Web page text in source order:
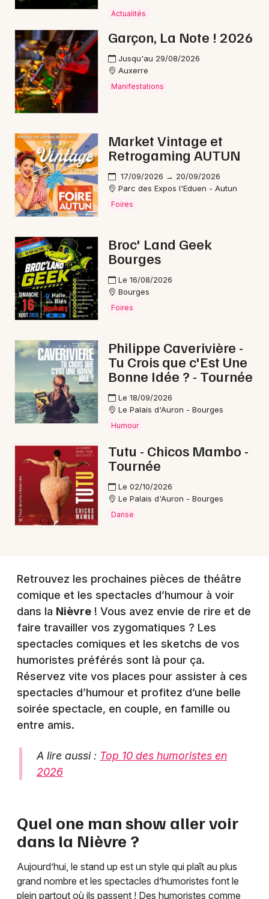
Actualités
Garçon, La Note ! 2026
Jusqu'au 29/08/2026
Auxerre
Manifestations
Market Vintage et
Retrogaming AUTUN
17/09/2026 → 20/09/2026
Parc des Expos l'Eduen - Autun
Foires
Broc' Land Geek
Bourges
Le 16/08/2026
Bourges
Foires
Philippe Caverivière -
Tu Crois que c'Est Une
Bonne Idée ? - Tournée
Le 18/09/2026
Le Palais d'Auron - Bourges
Humour
Tutu - Chicos Mambo -
Tournée
Le 02/10/2026
Le Palais d'Auron - Bourges
Danse
Retrouvez les prochaines pièces de théâtre
comique et les spectacles d’humour à voir
dans la Nièvre ! Vous avez envie de rire et de
faire travailler vos zygomatiques ? Les
spectacles comiques et les sketchs de vos
humoristes préférés sont là pour ça.
Réservez vite vos places pour assister à ces
spectacles d’humour et profitez d’une belle
soirée spectacle, en couple, en famille ou
entre amis.
A lire aussi : Top 10 des humoristes en
2026
Quel one man show aller voir
dans la Nièvre ?
Aujourd’hui, le stand up est un style qui plaît au plus
grand nombre et les spectacles d’humoristes font le
plein partout où ils passent ! Des humoristes comme